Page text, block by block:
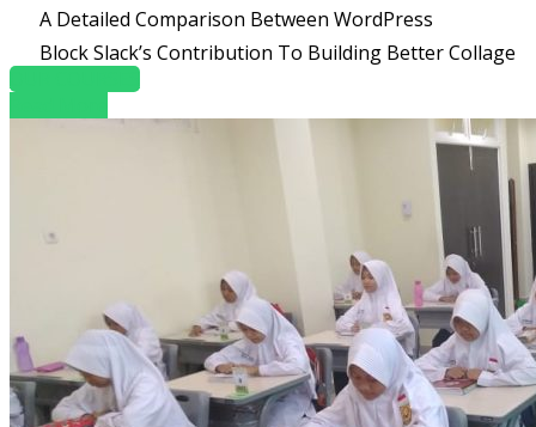
A Detailed Comparison Between WordPress
Block Slack’s Contribution To Building Better Collage
OUR COURSES